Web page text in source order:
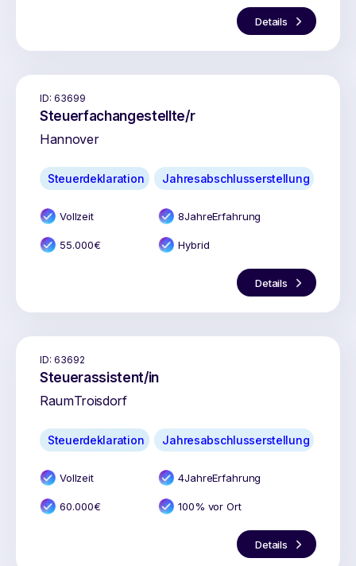
Details
ID: 63699
Steuerfachangestellte/r
Hannover
Steuerdeklaration Jahresabschlusserstellung
Vollzeit 8JahreErfahrung
55.000€ Hybrid
Details
ID: 63692
Steuerassistent/in
RaumTroisdorf
Steuerdeklaration Jahresabschlusserstellung
Vollzeit 4JahreErfahrung
60.000€ 100% vor Ort
Details